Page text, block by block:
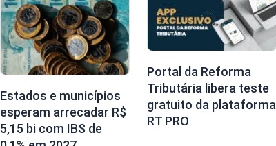
Estados e municípios
esperam arrecadar R$
5,15 bi com IBS de
Portal da Reforma
Tributária libera teste
gratuito da plataforma
RT PRO